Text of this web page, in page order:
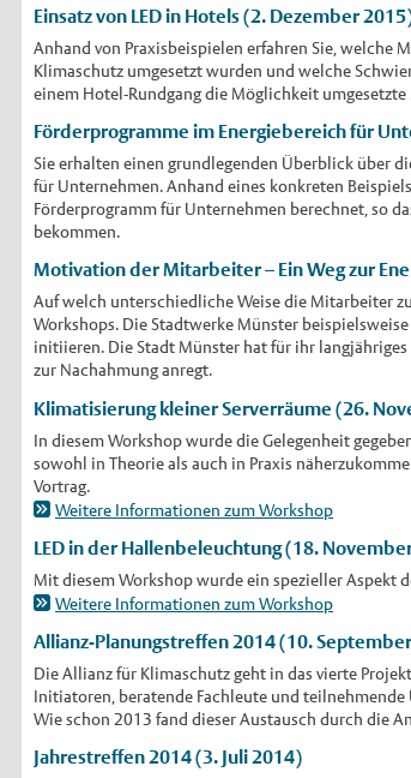
Einsatz von LED in Hotels (2. Dezember
Anhand von Praxisbeispielen erfahren Sie,
Klimaschutz umgesetzt wurden und welche
einem Hotel-Rundgang die Möglichkeit
Förderprogramme im Energiebereich für
Sie erhalten einen grundlegenden Überblick über
für Unternehmen. Anhand eines konkreten
Förderprogramm für Unternehmen berechnet, so
bekommen.
Motivation der Mitarbeiter – Ein Weg zur
Auf welch unterschiedliche Weise die Mitarbeiter
Workshops. Die Stadtwerke Münster
initiieren. Die Stadt Münster hat für ihr
zur Nachahmung anregt.
Klimatisierung kleiner Serverräume (26.
In diesem Workshop wurde die Gelegenheit
sowohl in Theorie als auch in Praxis
Vortrag.
Weitere Informationen zum Workshop
LED in der Hallenbeleuchtung (18.
Mit diesem Workshop wurde ein spezieller Aspekt
Weitere Informationen zum Workshop
Allianz-Planungstreffen 2014 (10.
Die Allianz für Klimaschutz geht in das vierte
Initiatoren, beratende Fachleute und
Wie schon 2013 fand dieser Austausch durch die
Jahrestreffen 2014 (3. Juli 2014)